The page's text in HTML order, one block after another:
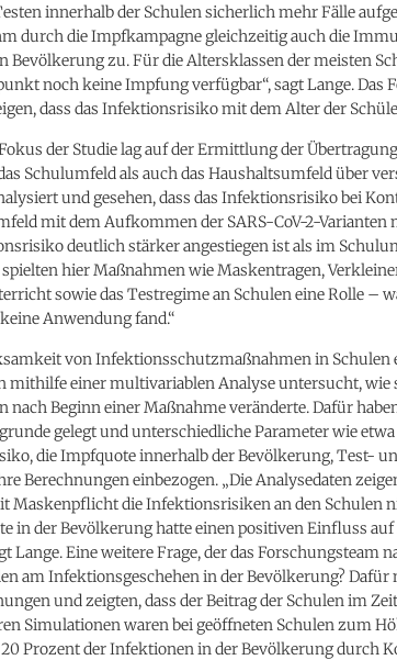
innerhalb der Schulen sicherlich mehr Fälle
durch die Impfkampagne gleichzeitig auch die
Bevölkerung zu. Für die Altersklassen der meisten
noch keine Impfung verfügbar“, sagt Lange. Das
dass das Infektionsrisiko mit dem Alter der
der Studie lag auf der Ermittlung der
Schulumfeld als auch das Haushaltsumfeld über
und gesehen, dass das Infektionsrisiko bei
mit dem Aufkommen der SARS-CoV-2-Varianten
deutlich stärker angestiegen ist als im
hier Maßnahmen wie Maskentragen,
sowie das Testregime an Schulen eine Rolle –
Anwendung fand.“
von Infektionsschutzmaßnahmen in Schulen
mithilfe einer multivariablen Analyse untersucht,
nach Beginn einer Maßnahme veränderte. Dafür
gelegt und unterschiedliche Parameter wie
die Impfquote innerhalb der Bevölkerung, Test-
Berechnungen einbezogen. „Die Analysedaten
Maskenpflicht die Infektionsrisiken an den Schulen
in der Bevölkerung hatte einen positiven Einfluss
Lange. Eine weitere Frage, der das Forschungsteam
am Infektionsgeschehen in der Bevölkerung? Dafür
und zeigten, dass der Beitrag der Schulen im
Simulationen waren bei geöffneten Schulen zum
Prozent der Infektionen in der Bevölkerung durch